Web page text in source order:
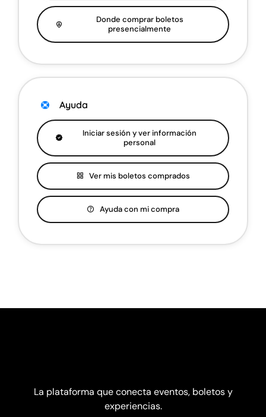
Donde comprar boletos
presencialmente
Ayuda
Iniciar sesión y ver información
personal
Ver mis boletos comprados
Ayuda con mi compra
La plataforma que conecta eventos, boletos y
experiencias.